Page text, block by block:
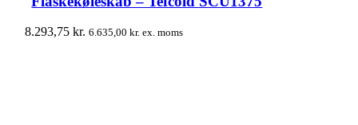
8.293,75kr. 6.635,00kr. ex. moms